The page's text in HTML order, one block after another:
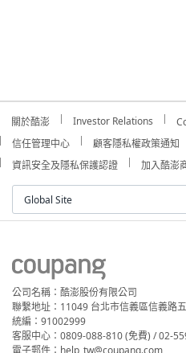
關於酷澎 Investor Relations
信任管理中心
顧客隱私權政策通知
資訊安全及隱私保護認證
加入酷澎
Global Site
公司名稱：酷澎股份有限公司
聯繫地址：11049 台北市信義區信義路
統編：91002999
客服中心：0809-088-810 (免費) / 02-
電子郵件：help_tw@coupang.com